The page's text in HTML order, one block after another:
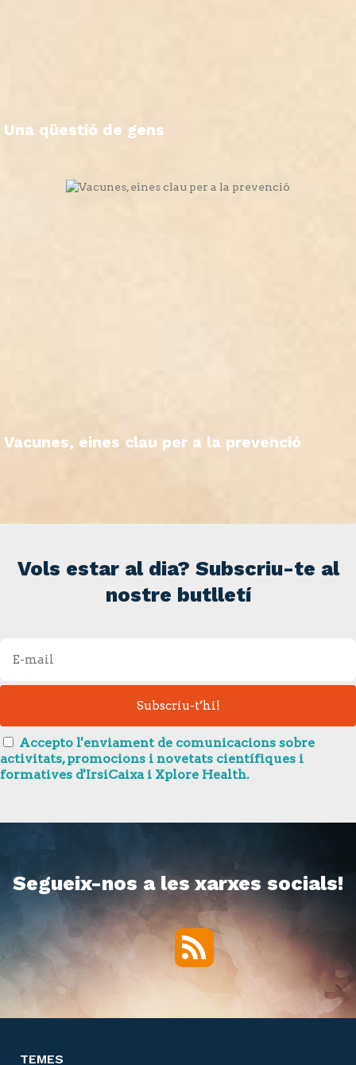
Una qüestió de gens
Vacunes, eines clau per a la prevenció
Vols estar al dia? Subscriu-te al
nostre butlletí
Accepto l'enviament de comunicacions sobre
activitats, promocions i novetats científiques i
formatives d'IrsiCaixa i Xplore Health.
Segueix-nos a les xarxes socials!
RSS
TEMES